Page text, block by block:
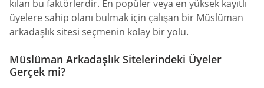
kılan bu faktörlerdir. En popüler veya en yüksek kayıtlı
üyelere sahip olanı bulmak için çalışan bir Müslüman
arkadaşlık sitesi seçmenin kolay bir yolu.
Müslüman Arkadaşlık Sitelerindeki Üyeler
Gerçek mi?